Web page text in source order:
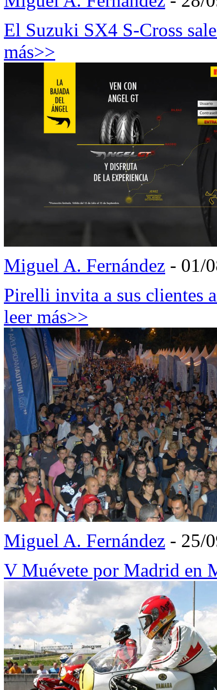
El Suzuki SX4 S-Cross
más>>
Miguel A. Fernández - 01/
Pirelli invita a sus clientes
leer más>>
Miguel A. Fernández - 25/
V Muévete por Madrid en